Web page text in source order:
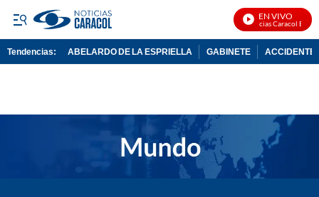
EN VIVO
Noticias Caracol En Vivo
Tendencias: ABELARDO DE LA ESPRIELLA GABINETE ACCIDENTE